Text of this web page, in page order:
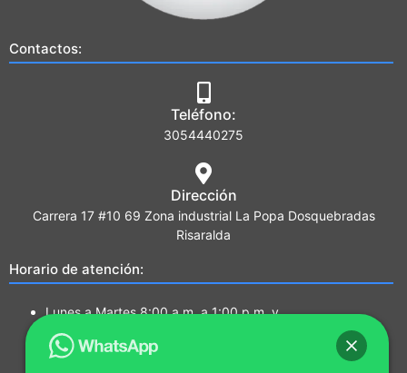
Contactos:
Teléfono:
3054440275
Dirección
Carrera 17 #10 69 Zona industrial La Popa Dosquebradas
Risaralda
Horario de atención:
Lunes a Martes 8:00 a.m. a 1:00 p.m. y
2:00 p.m. a 5:00 p.m.
Miércoles a Jueves 7:00a.m a 1:00 p.m. y